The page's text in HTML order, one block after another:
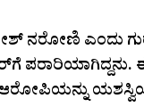
ನರೋಣಿ ಎಂದು